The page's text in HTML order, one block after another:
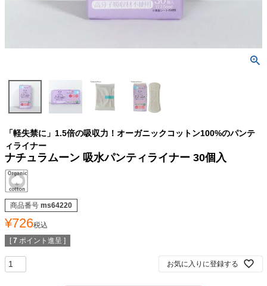
「軽失禁に」1.5倍の吸収力！オーガニックコットン100%のパンテ
ィライナー
ナチュラムーン 吸水パンティライナー 30個入
商品番号 ms64220
¥726税込
[ 7 ポイント進呈 ]
お気に入りに登録する